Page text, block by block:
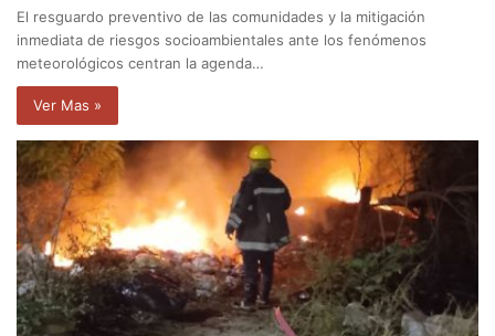
El resguardo preventivo de las comunidades y la mitigación
inmediata de riesgos socioambientales ante los fenómenos
meteorológicos centran la agenda…
Ver Mas »